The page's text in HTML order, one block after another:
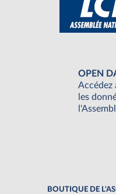
OPEN
Accédez
les
BOUTIQUE DE